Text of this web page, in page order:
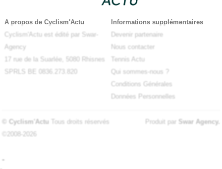
A propos de Cyclism'Actu
Cyclism'Actu est édité par Swar-
Agency
17 rue de la Suarlée, 5080 Rhisnes
SPRLS BE 0836.273.820
Informations supplémentaires
Devenir partenaire
Nous contacter
Tennis Actu
Qui sommes-nous ?
Conditions Générales
Données Personnelles
© Cyclism'Actu Tous droits réservés
©2008-2026
Produit par Swar Agency.
-